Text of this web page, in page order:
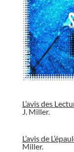
L’avis des
J. Miller.
L’avis de
Miller.